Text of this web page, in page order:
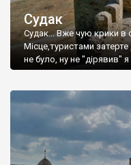
Судак
Судак... Вже чую крики в
Місце,туристами
не було, ну не "дірявив" я